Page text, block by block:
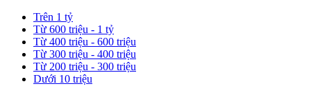
Trên 1 tỷ
Từ 600 triệu - 1 tỷ
Từ 400 triệu - 600 triệu
Từ 300 triệu - 400 triệu
Từ 200 triệu - 300 triệu
Dưới 10 triệu